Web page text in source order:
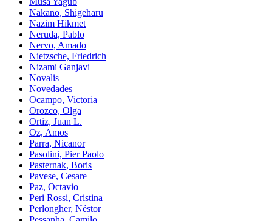
Nakano, Shigeharu
Nazim Hikmet
Neruda, Pablo
Nervo, Amado
Nietzsche, Friedrich
Nizami Ganjavi
Novalis
Novedades
Ocampo, Victoria
Orozco, Olga
Ortiz, Juan L.
Oz, Amos
Parra, Nicanor
Pasolini, Pier Paolo
Pasternak, Boris
Pavese, Cesare
Paz, Octavio
Peri Rossi, Cristina
Perlongher, Néstor